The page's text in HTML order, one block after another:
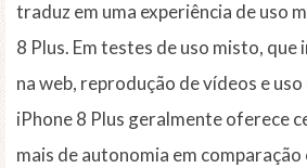
traduz em uma experiência de uso
8 Plus. Em testes de uso misto, que
na web, reprodução de vídeos e
iPhone 8 Plus geralmente oferece
mais de autonomia em comparação